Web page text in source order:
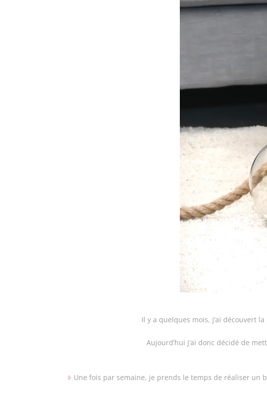
Il y a quelques mois, j’ai découvert
Aujourd’hui j’ai donc décidé de
❥ Une fois par semaine, je prends le temps de réaliser un